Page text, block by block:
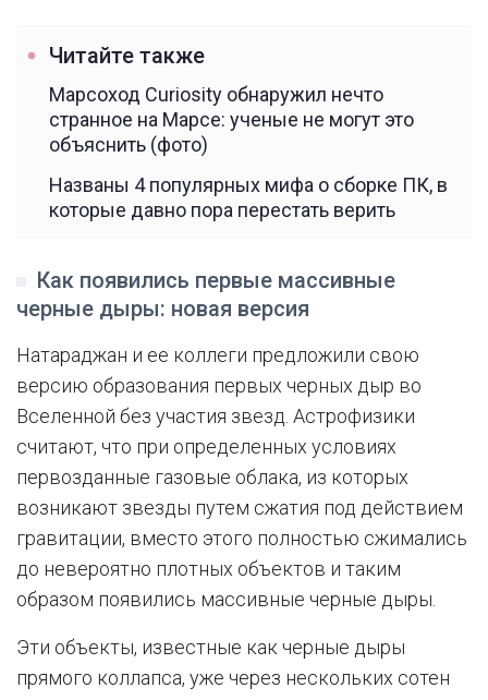
Читайте также
Марсоход Curiosity обнаружил нечто
странное на Марсе: ученые не могут это
объяснить (фото)
Названы 4 популярных мифа о сборке ПК, в
которые давно пора перестать верить
Как появились первые массивные
черные дыры: новая версия
Натараджан и ее коллеги предложили свою
версию образования первых черных дыр во
Вселенной без участия звезд. Астрофизики
считают, что при определенных условиях
первозданные газовые облака, из которых
возникают звезды путем сжатия под действием
гравитации, вместо этого полностью сжимались
до невероятно плотных объектов и таким
образом появились массивные черные дыры.
Эти объекты, известные как черные дыры
прямого коллапса, уже через нескольких сотен